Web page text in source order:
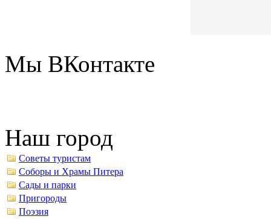
Мы ВКонтакте
Наш город
Советы туристам
Соборы и Храмы Питера
Сады и парки
Пригороды
Поэзия